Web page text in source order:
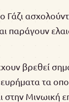
Γάζι
παράγουν
βρεθεί
τα
στην Μινωική